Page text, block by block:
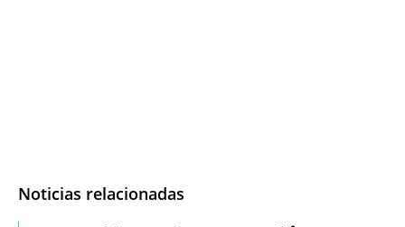
Noticias relacionadas